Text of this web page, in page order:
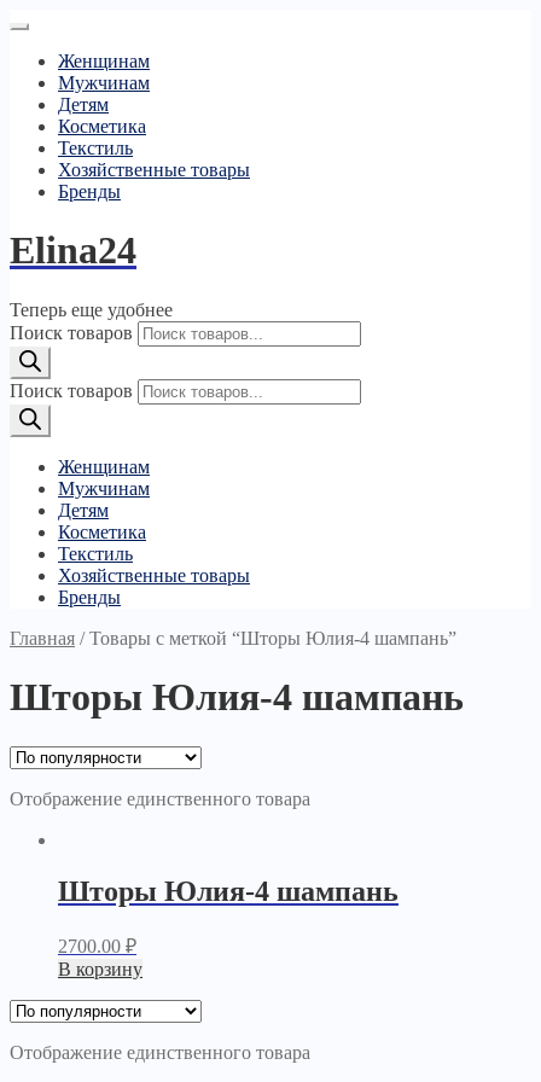
Женщинам
Мужчинам
Детям
Косметика
Текстиль
Хозяйственные товары
Бренды
Elina24
Теперь еще удобнее
Поиск товаров
Поиск товаров
Женщинам
Мужчинам
Детям
Косметика
Текстиль
Хозяйственные товары
Бренды
Главная /Товары с меткой “Шторы Юлия-4 шампань”
Шторы Юлия-4 шампань
Отображение единственного товара
Шторы Юлия-4 шампань
2700.00 ₽
В корзину
Отображение единственного товара